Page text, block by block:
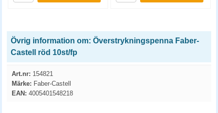
Övrig information om: Överstrykningspenna Faber-
Castell röd 10st/fp
Art.nr: 154821
Märke: Faber-Castell
EAN: 4005401548218